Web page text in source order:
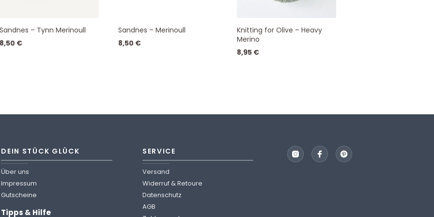
Sandnes – Tynn Merinoull
8,50 €
Sandnes – Merinoull
8,50 €
Knitting for Olive – Heavy
Merino
8,95 €
DEIN STÜCK GLÜCK
Über uns
Impressum
Gutscheine
Tipps & Hilfe
SERVICE
Versand
Widerruf & Retoure
Datenschutz
AGB